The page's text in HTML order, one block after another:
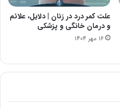
علت کمر درد در زنان | دلایل، علائم
و درمان خانگی و پزشکی
۱۶ مهر ۱۴۰۴